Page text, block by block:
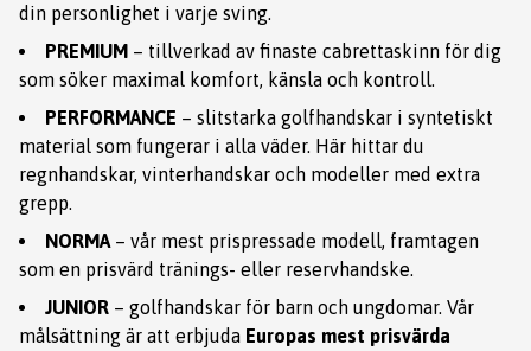
din personlighet i varje sving.
PREMIUM – tillverkad av finaste cabrettaskinn för dig
som söker maximal komfort, känsla och kontroll.
PERFORMANCE – slitstarka golfhandskar i syntetiskt
material som fungerar i alla väder. Här hittar du
regnhandskar, vinterhandskar och modeller med extra
grepp.
NORMA– vår mest prispressade modell, framtagen
som en prisvärd tränings- eller reservhandske.
JUNIOR – golfhandskar för barn och ungdomar. Vår
målsättning är att erbjuda Europas mest prisvärda